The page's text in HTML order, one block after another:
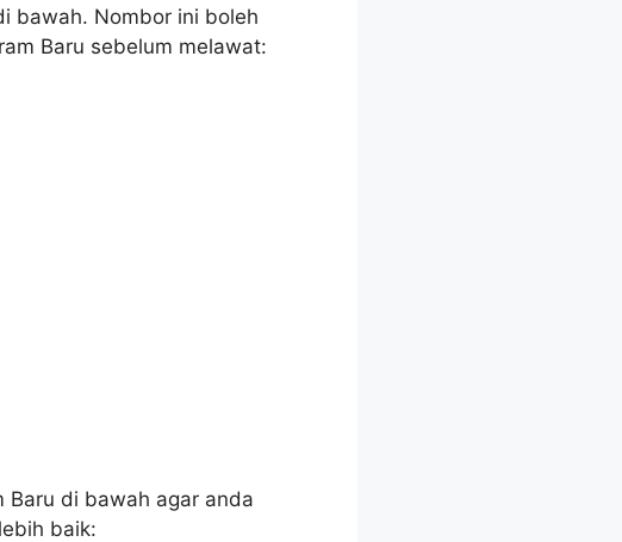
bawah. Nombor ini boleh
Baru sebelum melawat:
Baru di bawah agar anda
baik: